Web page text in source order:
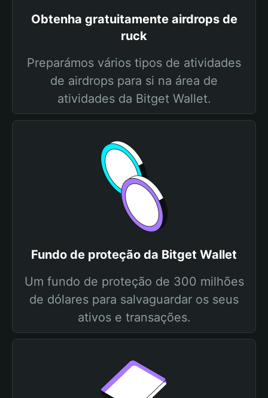
Obtenha gratuitamente airdrops de
ruck
Preparámos vários tipos de atividades
de airdrops para si na área de
atividades da Bitget Wallet.
Fundo de proteção da Bitget Wallet
Um fundo de proteção de 300 milhões
de dólares para salvaguardar os seus
ativos e transações.